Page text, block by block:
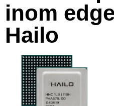
inom
Hailo